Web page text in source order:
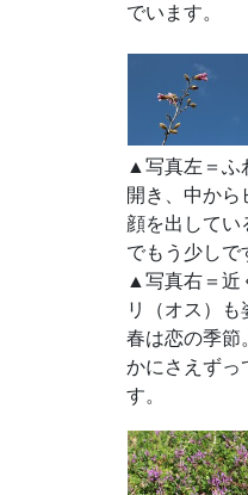
でいます。
▲写真左＝ふ
開き、中から
顔を出してい
でもう少しで
▲写真右＝近
リ（オス）も
春は恋の季節
かにさえずっ
す。